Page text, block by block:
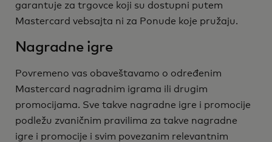
garantuje za trgovce koji su dostupni putem
Mastercard vebsajta ni za Ponude koje pružaju.
Nagradne igre
Povremeno vas obaveštavamo o određenim
Mastercard nagradnim igrama ili drugim
promocijama. Sve takve nagradne igre i promocije
podležu zvaničnim pravilima za takve nagradne
igre i promocije i svim povezanim relevantnim